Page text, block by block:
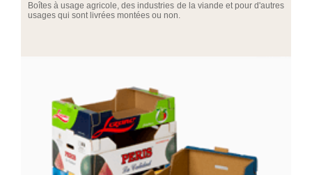
Boîtes à usage agricole, des industries de la viande et pour d'autres
usages qui sont livrées montées ou non.